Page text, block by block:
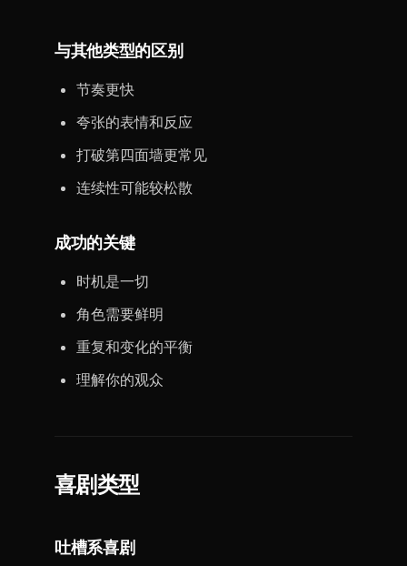
与其他类型的区别
节奏更快
夸张的表情和反应
打破第四面墙更常见
连续性可能较松散
成功的关键
时机是一切
角色需要鲜明
重复和变化的平衡
理解你的观众
喜剧类型
吐槽系喜剧